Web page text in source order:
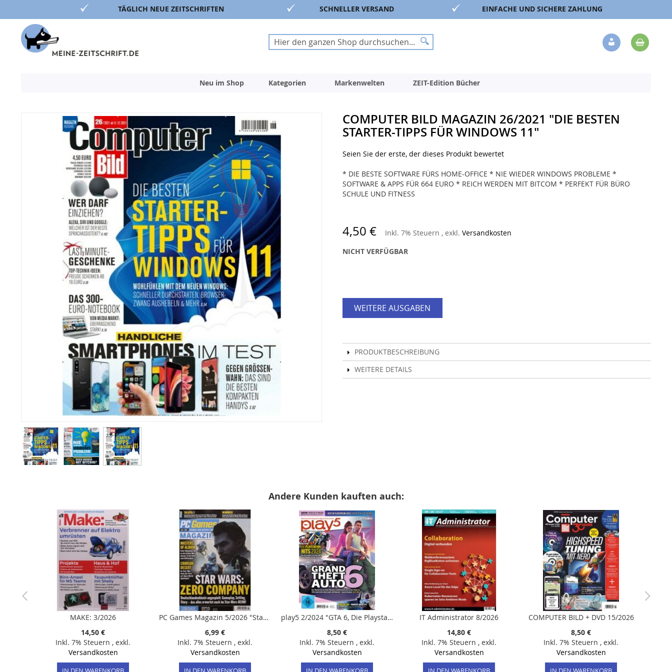
TÄGLICH NEUE ZEITSCHRIFTEN SCHNELLER VERSAND EINFACHE UND SICHERE ZAHLUNG
Suche
Suche
Inhalt
Veränderung
Neu im Shop Kategorien Markenwelten ZEIT-Edition Bücher
COMPUTER BILD MAGAZIN 26/2021 "DIE BESTEN
STARTER-TIPPS FÜR WINDOWS 11"
Seien Sie der erste, der dieses Produkt bewertet
* DIE BESTE SOFTWARE FÜRS HOME-OFFICE * NIE WIEDER WINDOWS PROBLEME *
SOFTWARE & APPS FÜR 664 EURO * REICH WERDEN MIT BITCOM * PERFEKT FÜR BÜRO
SCHULE UND FITNESS
4,50 € Inkl. 7% Steuern , exkl. Versandkosten
NICHT VERFÜGBAR
WEITERE AUSGABEN
PRODUKTBESCHREIBUNG
WEITERE DETAILS
Andere Kunden kauften auch:
MAKE: 3/2026
14,50 €
Inkl. 7% Steuern , exkl.
Versandkosten
PC Games Magazin 5/2026 "Star Wars: Zero Company"
6,99 €
Inkl. 7% Steuern , exkl.
Versandkosten
play5 2/2024 "GTA 6, Die Playstation-Hits 2024 / DVD: Grand Theft Auto 6, RoboCop: Rogue City"
8,50 €
Inkl. 7% Steuern , exkl.
Versandkosten
IT Administrator 8/2026
14,80 €
Inkl. 7% Steuern , exkl.
Versandkosten
COMPUTER BILD + DVD 15/2026
8,50 €
Inkl. 7% Steuern , exkl.
Versandkosten